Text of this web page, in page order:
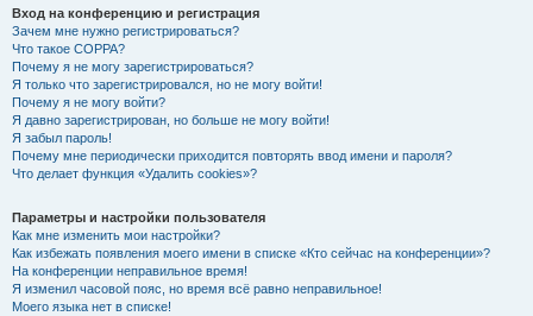
Вход на конференцию и регистрация
Зачем мне нужно регистрироваться?
Что такое COPPA?
Почему я не могу зарегистрироваться?
Я только что зарегистрировался, но не могу войти!
Почему я не могу войти?
Я давно зарегистрирован, но больше не могу войти!
Я забыл пароль!
Почему мне периодически приходится повторять ввод имени и пароля?
Что делает функция «Удалить cookies»?
Параметры и настройки пользователя
Как мне изменить мои настройки?
Как избежать появления моего имени в списке «Кто сейчас на конференции»?
На конференции неправильное время!
Я изменил часовой пояс, но время всё равно неправильное!
Моего языка нет в списке!